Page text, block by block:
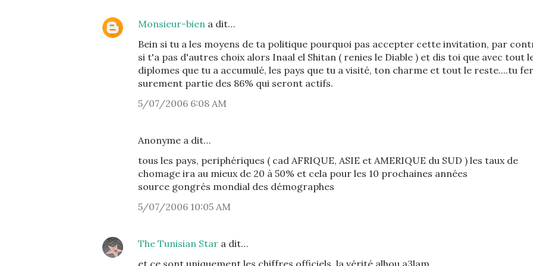
Monsieur-bien a dit…
Bein si tu a les moyens de ta politique pourquoi pas accepter cette invitation, par
si t'a pas d'autres choix alors Inaal el Shitan ( renies le Diable ) et dis toi que avec tout
diplomes que tu a accumulé, les pays que tu a visité, ton charme et tout le reste....tu
surement partie des 86% qui seront actifs.
5/07/2006 6:08 AM
Anonyme a dit…
tous les pays, periphériques ( cad AFRIQUE, ASIE et AMERIQUE du SUD ) les taux de
chomage ira au mieux de 20 à 50% et cela pour les 10 prochaines années
source gongrés mondial des démographes
5/07/2006 10:05 AM
The Tunisian Star a dit…
et ce sont uniquement les chiffres officiels, la vérité alhou a3lam